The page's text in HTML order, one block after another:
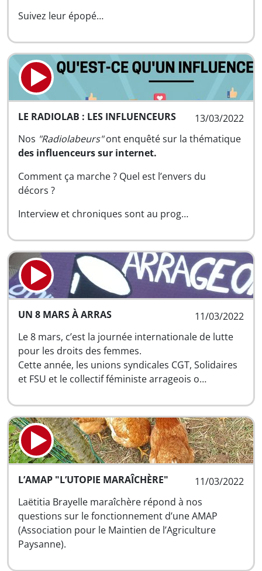
Suivez leur épopé…
13/03/2022
LE RADIOLAB : LES INFLUENCEURS
Nos "Radiolabeurs"ont enquêté sur la thématique
des influenceurs sur internet.
Comment ça marche ? Quel est l’envers du
décors ?
Interview et chroniques sont au prog…
11/03/2022
UN 8 MARS À ARRAS
Le 8 mars, c’est la journée internationale de lutte
pour les droits des femmes.
Cette année, les unions syndicales CGT, Solidaires
et FSU et le collectif féministe arrageois o…
11/03/2022
L’AMAP "L’UTOPIE MARAÎCHÈRE"
Laëtitia Brayelle maraîchère répond à nos
questions sur le fonctionnement d’une AMAP
(Association pour le Maintien de l’Agriculture
Paysanne).